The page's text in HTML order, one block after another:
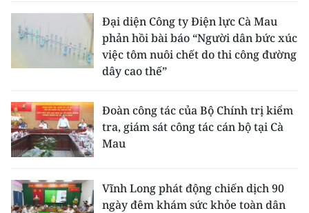
Đại diện Công ty Điện lực Cà Mau
phản hồi bài báo “Người dân bức xúc
việc tôm nuôi chết do thi công đường
dây cao thế”
Đoàn công tác của Bộ Chính trị kiểm
tra, giám sát công tác cán bộ tại Cà
Mau
Vĩnh Long phát động chiến dịch 90
ngày đêm khám sức khỏe toàn dân